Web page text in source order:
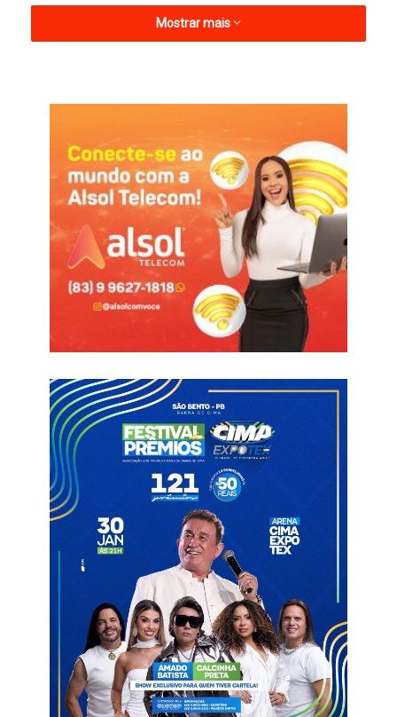
De caráter inclusivo, o Prima tem transformado vidas de
crianças e adolescentes do Litoral ao Sertão do estado, com
16 polos situados em 13 municípios da Paraíba. O secretário
de Estado da Cultura, Pedro Santos, destacou o poder
transformador do programa como política de inclusão social,
união e harmonia e falou sobre a expectativa para o Grande
Concerto de 2025.
“Os alunos do Prima terão a oportunidade de estarem numa
grande sala, que é o Teatro Pedra do Reino, juntos com jovens
Prima, com esse espaço de intercâmbio, de trocas. O concerto
é resultado de todo um ano de dedicação desses jovens, que
passaram horas ensaiando nos seus polos, nas suas cidades,
desenvolvendo habilidades. Tenho certeza do poder
transformador que é este programa de inclusão social que tem
a chancela mais que merecida do Governo da Paraíba, que
compreende a importância de inserir nossos jovens
paraibanos na arte por meio da música”, comentou.
O diretor de Gestão do Prima, Milton Dornellas, falou sobre a
concepção do concerto em 2025. “Este evento representa não
apenas o encerramento de mais um ciclo de formação
musical, mas é um momento de reconhecer conquistas,
inspirar novos desafios, reafirmar o poder da arte como
caminho de desenvolvimento humano e celebrar um ano
Mostrar mais